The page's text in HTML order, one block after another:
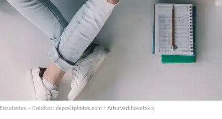
Estudantes – Créditos: depositphotos.com / ArturVerkhovetskiy